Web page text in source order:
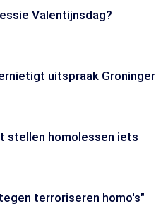
Valentijnsdag?
uitspraak Groninger
stellen homolessen iets
terroriseren homo's"